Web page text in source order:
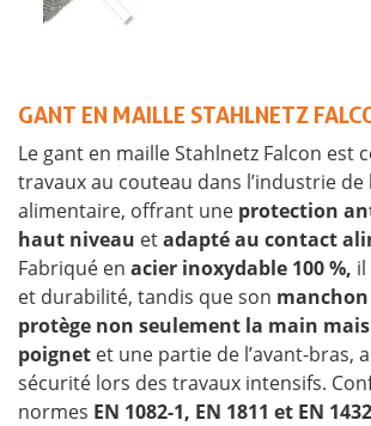
GANT EN MAILLE STAHLNETZ
Le gant en maille Stahlnetz Falcon est
travaux au couteau dans l’industrie de
alimentaire, offrant une protection
haut niveau etadapté au contact
Fabriqué en acier inoxydable 100 %,
et durabilité, tandis que son manchon
protège non seulement la main
poignet et une partie de l’avant-bras,
sécurité lors des travaux intensifs.
normes EN 1082-1, EN 1811 et EN